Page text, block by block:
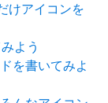
けアイコンを
よう
を書いてみよ